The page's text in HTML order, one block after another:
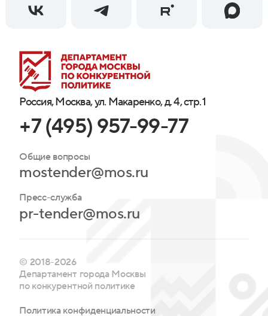
Россия, Москва, ул. Макаренко, д. 4, стр. 1
+7 (495) 957-99-77
Общие вопросы
mostender@mos.ru
Пресс-служба
pr-tender@mos.ru
© 2018-2026
Департамент города Москвы
по конкурентной политике
Политика конфиденциальности